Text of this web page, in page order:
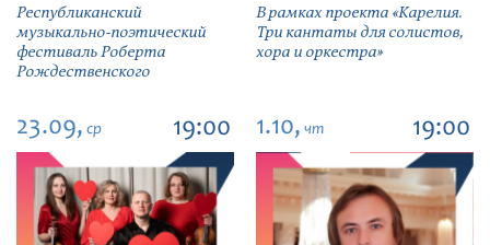
Республиканский
музыкально-поэтический
фестиваль Роберта
Рождественского
В рамках проекта «Карелия.
Три кантаты для солистов,
хора и оркестра»
23.09, ср 19:00 1.10, чт 19:00